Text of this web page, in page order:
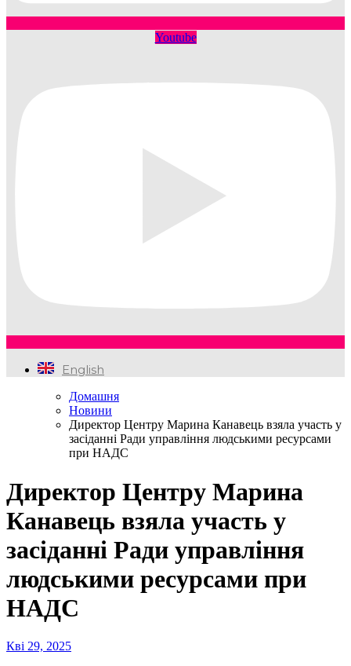
Youtube
English
Домашня
Новини
Директор Центру Марина Канавець взяла участь у
засіданні Ради управління людськими ресурсами
при НАДС
Директор Центру Марина
Канавець взяла участь у
засіданні Ради управління
людськими ресурсами при
НАДС
Кві 29, 2025